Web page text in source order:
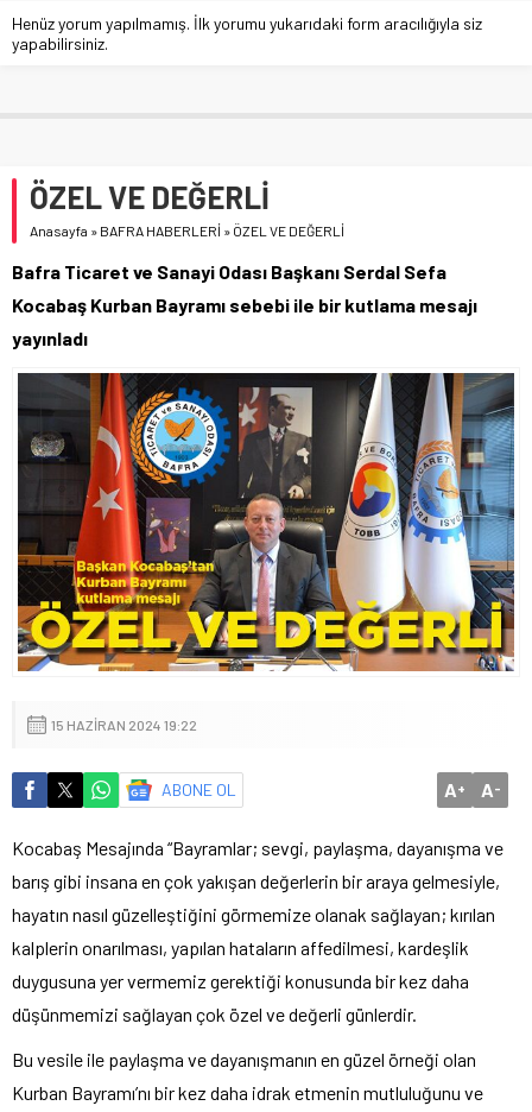
Henüz yorum yapılmamış. İlk yorumu yukarıdaki form aracılığıyla siz
yapabilirsiniz.
ÖZEL VE DEĞERLİ
Anasayfa » BAFRA HABERLERİ » ÖZEL VE DEĞERLİ
Bafra Ticaret ve Sanayi Odası Başkanı Serdal Sefa
Kocabaş Kurban Bayramı sebebi ile bir kutlama mesajı
yayınladı
15 HAZIRAN 2024 19:22
ABONE OL A+ A-
Kocabaş Mesajında “Bayramlar; sevgi, paylaşma, dayanışma ve
barış gibi insana en çok yakışan değerlerin bir araya gelmesiyle,
hayatın nasıl güzelleştiğini görmemize olanak sağlayan; kırılan
kalplerin onarılması, yapılan hataların affedilmesi, kardeşlik
duygusuna yer vermemiz gerektiği konusunda bir kez daha
düşünmemizi sağlayan çok özel ve değerli günlerdir.
Bu vesile ile paylaşma ve dayanışmanın en güzel örneği olan
Kurban Bayramı’nı bir kez daha idrak etmenin mutluluğunu ve